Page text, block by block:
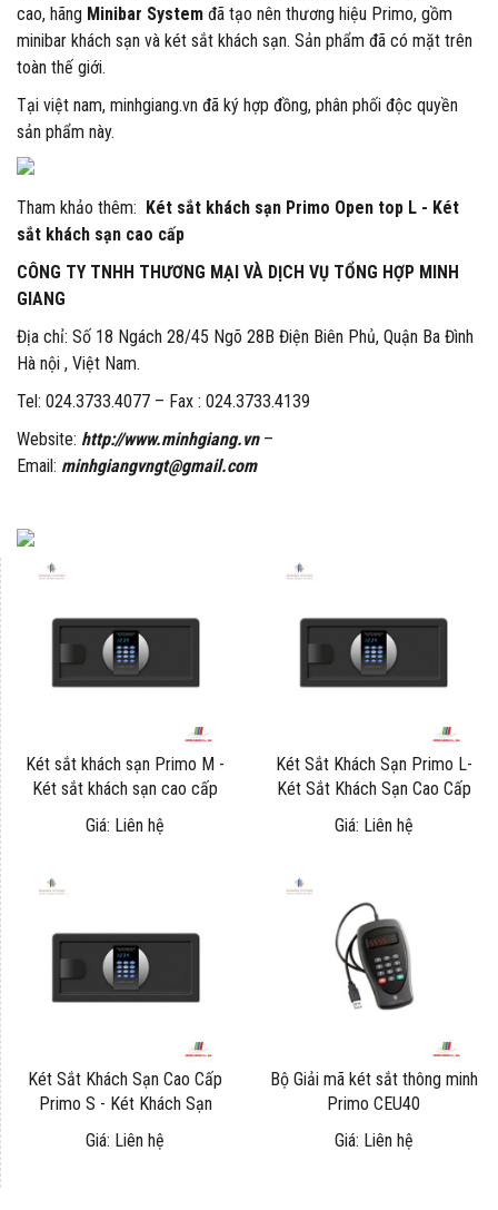
cao, hãng Minibar System đã tạo nên thương hiệu Primo, gồm
minibar khách sạn và két sắt khách sạn. Sản phẩm đã có mặt trên
toàn thế giới.
Tại việt nam, minhgiang.vn đã ký hợp đồng, phân phối độc quyền
sản phẩm này.
Tham khảo thêm: Két sắt khách sạn Primo Open top L - Két
sắt khách sạn cao cấp
CÔNG TY TNHH THƯƠNG MẠI VÀ DỊCH VỤ TỔNG HỢP MINH
GIANG
Địa chỉ: Số 18 Ngách 28/45 Ngõ 28B Điện Biên Phủ, Quận Ba Đình
Hà nội , Việt Nam.
Tel: 024.3733.4077 – Fax : 024.3733.4139
Website: http://www.minhgiang.vn –
Email: minhgiangvngt@gmail.com
Két sắt khách sạn Primo M -
Két sắt khách sạn cao cấp
Giá: Liên hệ
Két Sắt Khách Sạn Primo L-
Két Sắt Khách Sạn Cao Cấp
Giá: Liên hệ
Két Sắt Khách Sạn Cao Cấp
Primo S - Két Khách Sạn
Giá: Liên hệ
Bộ Giải mã két sắt thông minh
Primo CEU40
Giá: Liên hệ